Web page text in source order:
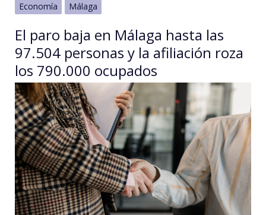
Economía Málaga
El paro baja en Málaga hasta las
97.504 personas y la afiliación roza
los 790.000 ocupados